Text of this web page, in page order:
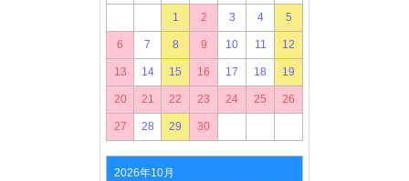
1 2 3 4 5
6 7 8 9 10 11 12
13 14 15 16 17 18 19
20 21 22 23 24 25 26
27 28 29 30
2026年10月